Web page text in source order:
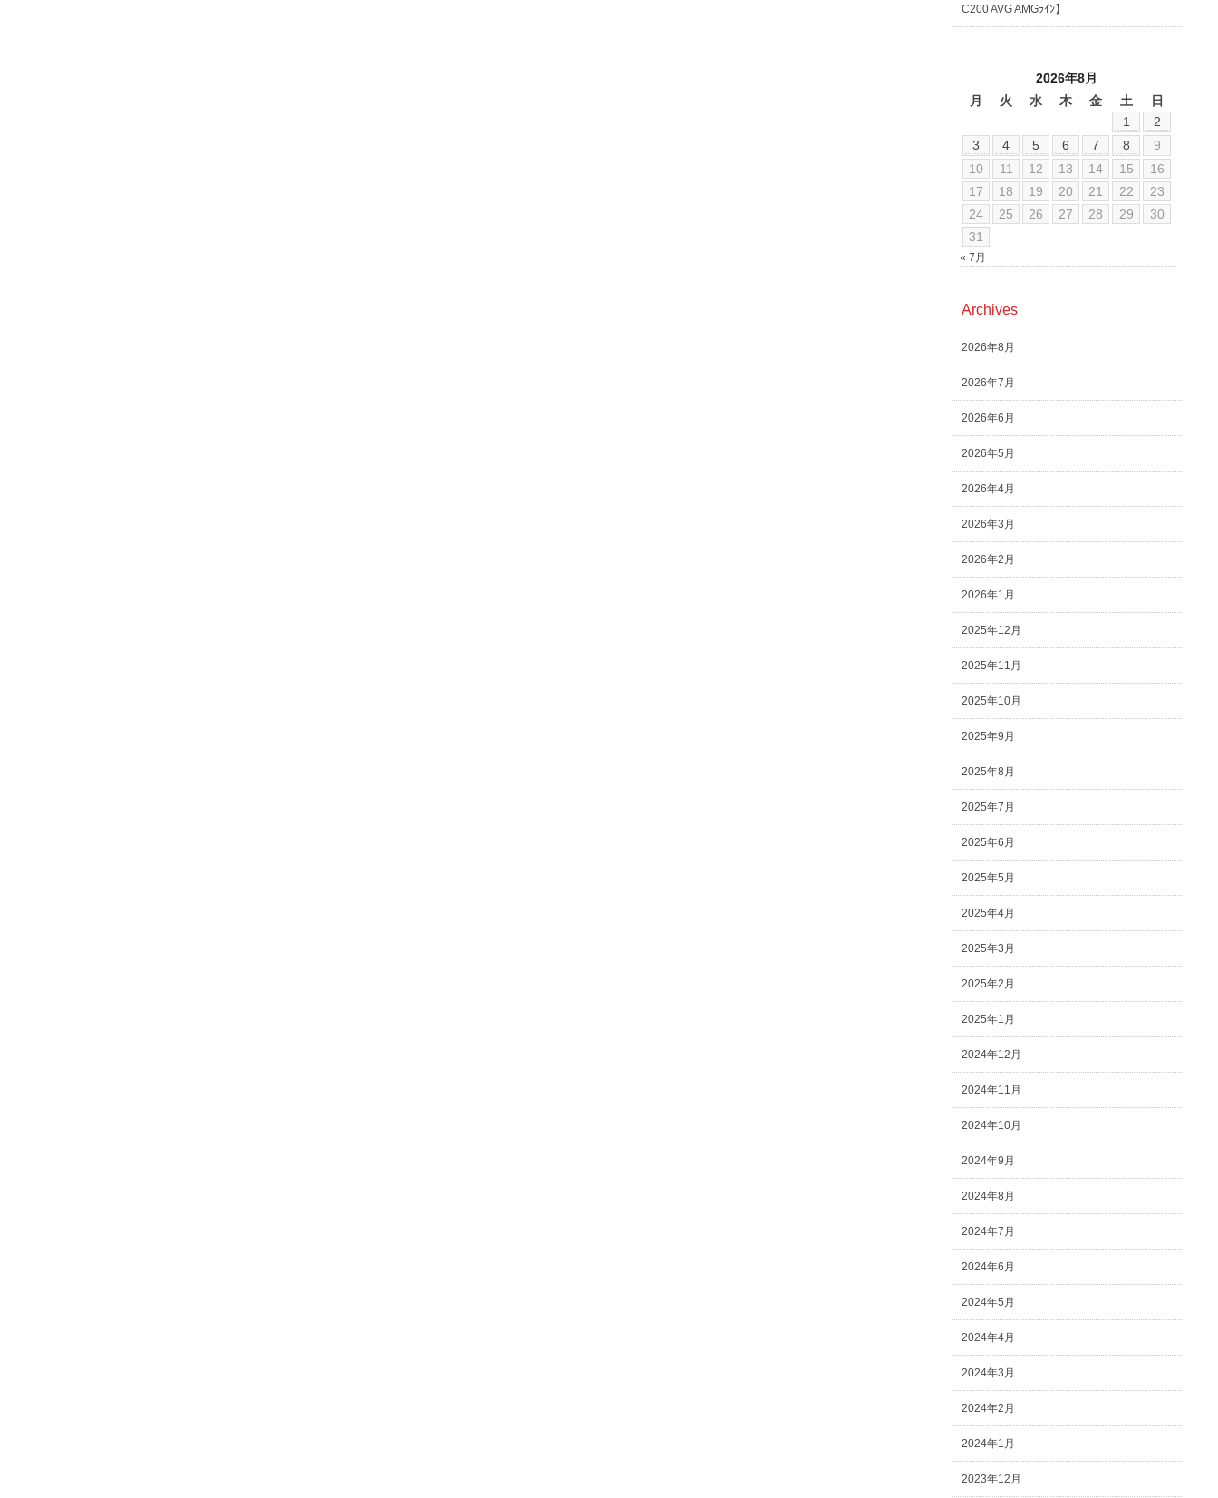
C200 AVG AMGﾗｲﾝ】
2026年8月
月
火 水 木 金 土
日
1
2
3
4 5 6 7 8
9
10
11 12 13 14 15
16
17
18 19 20 21 22
23
24
25 26 27 28 29
30
31
« 7月
Archives
2026年8月
2026年7月
2026年6月
2026年5月
2026年4月
2026年3月
2026年2月
2026年1月
2025年12月
2025年11月
2025年10月
2025年9月
2025年8月
2025年7月
2025年6月
2025年5月
2025年4月
2025年3月
2025年2月
2025年1月
2024年12月
2024年11月
2024年10月
2024年9月
2024年8月
2024年7月
2024年6月
2024年5月
2024年4月
2024年3月
2024年2月
2024年1月
2023年12月